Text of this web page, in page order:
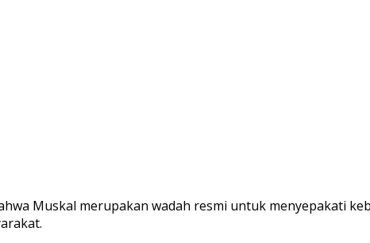
Muskal merupakan wadah resmi untuk menyepakati